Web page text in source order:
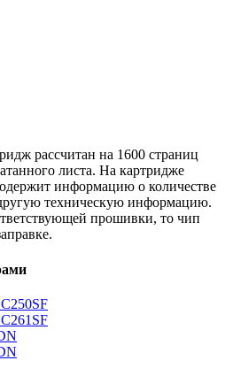
рассчитан на 1600 страниц
листа. На картридже
информацию о количестве
техническую информацию.
прошивки, то чип